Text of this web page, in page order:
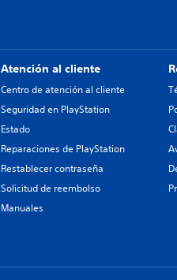
Atención al cliente
Centro de atención al cliente
Seguridad en PlayStation
Estado
Reparaciones de PlayStation
Restablecer contraseña
Solicitud de reembolso
Manuales